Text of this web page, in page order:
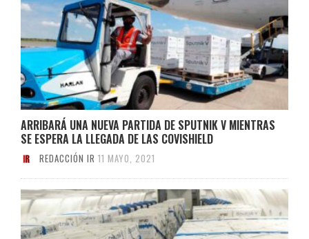
ARRIBARÁ UNA NUEVA PARTIDA DE SPUTNIK V MIENTRAS
SE ESPERA LA LLEGADA DE LAS COVISHIELD
REDACCIÓN IR 11 MAYO, 2021